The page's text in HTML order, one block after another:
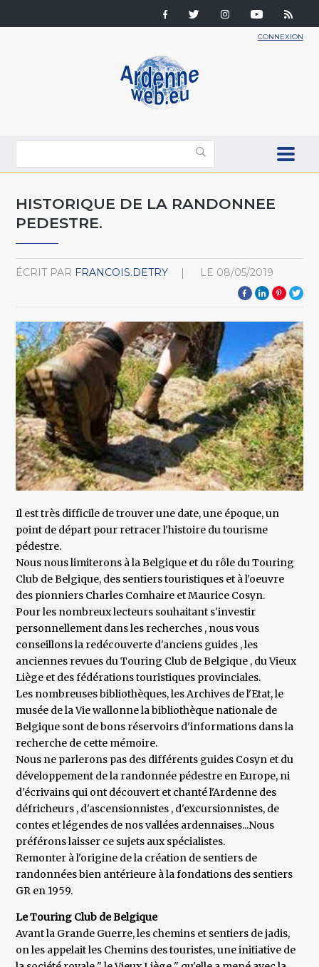
CONNEXION
HISTORIQUE DE LA RANDONNEE
PEDESTRE.
ÉCRIT PAR FRANCOIS.DETRY LE 08/05/2019
Il est très difficile de trouver une date, une époque, un
point de départ pour retracer l'histoire du tourisme
pédestre.
Nous nous limiterons à la Belgique et du rôle du Touring
Club de Belgique, des sentiers touristiques et à l'oeuvre
des pionniers Charles Comhaire et Maurice Cosyn.
Pour les nombreux lecteurs souhaitant s'investir
personnellement dans les recherches , nous vous
conseillons la redécouverte d'anciens guides , les
anciennes revues du Touring Club de Belgique , du Vieux
Liège et des fédérations touristiques provinciales.
Les nombreuses bibliothèques, les Archives de l'Etat, le
musée de la Vie wallonne la bibliothèque nationale de
Belgique sont de bons réservoirs d'informations dans la
recherche de cette mémoire.
Nous ne parlerons pas des différents guides Cosyn et du
développement de la randonnée pédestre en Europe, ni
d'écrivains qui ont découvert et chanté l'Ardenne des
défricheurs , d'ascensionnistes , d'excursionnistes, de
contes et légendes de nos vallées ardennaises...Nous
préférons laisser ce sujets aux spécialistes.
Remonter à l'origine de la création de sentiers de
randonnées bien antérieure à la fondations des sentiers
GR en 1959.
Le Touring Club de Belgique
Avant la Grande Guerre, les chemins et sentiers de jadis,
on les appelait les Chemins des touristes, une initiative de